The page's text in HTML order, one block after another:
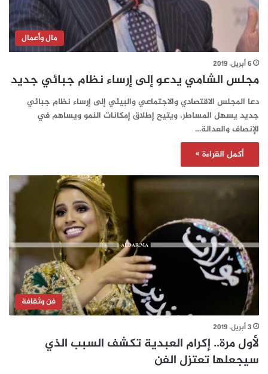
مال وأعمال
6 أبريل، 2019
مجلس الشامي يدعو إلى إرساء نظام جبائي جديد
دعا المجلس الاقتصادي والاجتماعي والبيئي إلى إرساء نظام جبائي
جديد يسهل المساطر، ويتيح إطلاق إمكانات النمو ويساهم في
الإنصاف والعدالة…
أكمل القراءة »
فن وثقافة
3 أبريل، 2019
لأول مرة.. إكرام العبدية تكشف السبب الذي
سيجعلها تعتزل الفن